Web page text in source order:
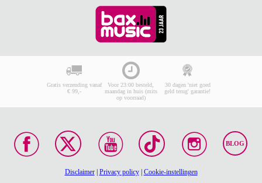
Gratis verzending vanaf
€ 99,-
Voor 23:00 besteld,
maandag in huis (mits
op voorraad)
30 dagen 'niet goed
geld terug' garantie!
BLOG
Disclaimer| Privacy policy| Cookie-instellingen